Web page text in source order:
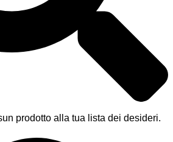
prodotto alla tua lista dei desideri.